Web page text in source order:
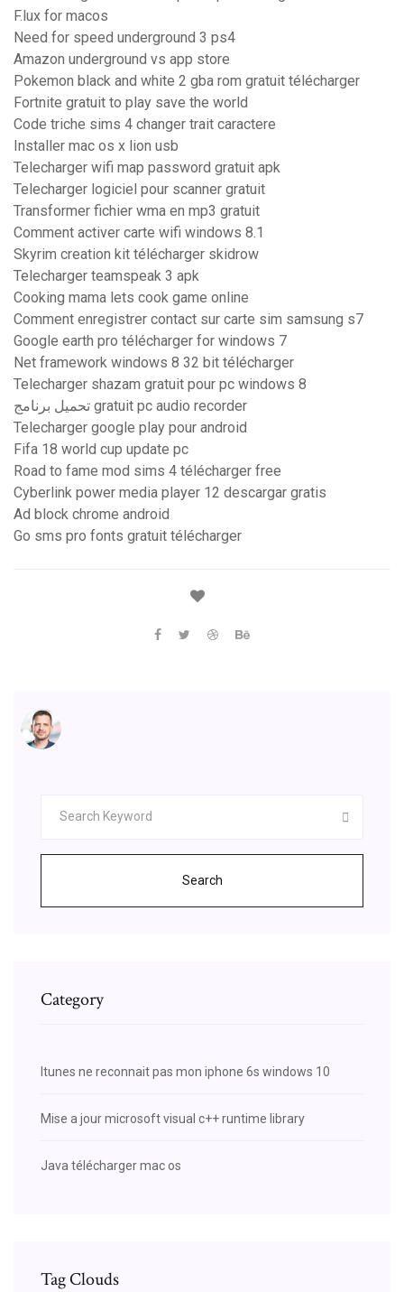
F.lux for macos
Need for speed underground 3 ps4
Amazon underground vs app store
Pokemon black and white 2 gba rom gratuit télécharger
Fortnite gratuit to play save the world
Code triche sims 4 changer trait caractere
Installer mac os x lion usb
Telecharger wifi map password gratuit apk
Telecharger logiciel pour scanner gratuit
Transformer fichier wma en mp3 gratuit
Comment activer carte wifi windows 8.1
Skyrim creation kit télécharger skidrow
Telecharger teamspeak 3 apk
Cooking mama lets cook game online
Comment enregistrer contact sur carte sim samsung s7
Google earth pro télécharger for windows 7
Net framework windows 8 32 bit télécharger
Telecharger shazam gratuit pour pc windows 8
تحميل برنامج gratuit pc audio recorder
Telecharger google play pour android
Fifa 18 world cup update pc
Road to fame mod sims 4 télécharger free
Cyberlink power media player 12 descargar gratis
Ad block chrome android
Go sms pro fonts gratuit télécharger
Search
Category
Itunes ne reconnait pas mon iphone 6s windows 10
Mise a jour microsoft visual c++ runtime library
Java télécharger mac os
Tag Clouds